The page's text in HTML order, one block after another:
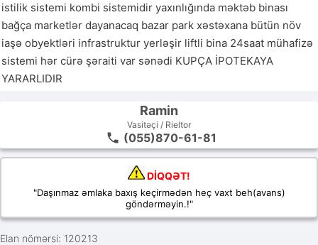
istilik sistemi kombi sistemidir yaxınlığında məktəb binası
bağça marketlər dayanacaq bazar park xəstəxana bütün növ
iaşə obyektləri infrastruktur yerləşir liftli bina 24saat mühafizə
sistemi hər cürə şəraiti var sənədi KUPÇA İPOTEKAYA
YARARLIDIR
Ramin
Vasitəçi / Rieltor
(055)870-61-81
DİQQƏT!
"Daşınmaz əmlaka baxış keçirmədən heç vaxt beh(avans)
göndərməyin.!"
Elan nömərsi: 120213